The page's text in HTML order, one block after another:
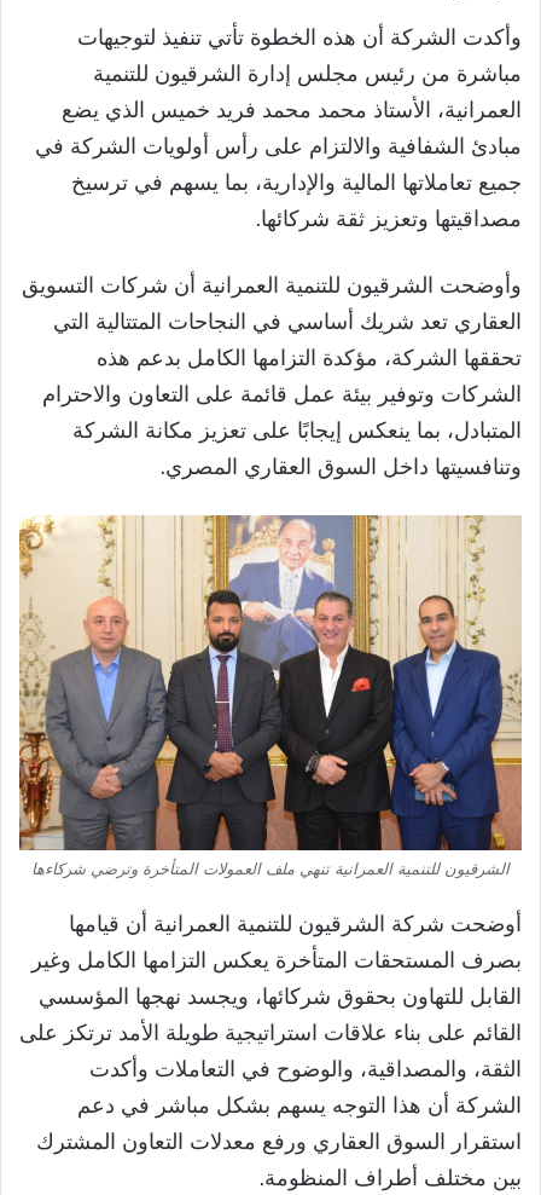
وأكدت الشركة أن هذه الخطوة تأتي تنفيذ لتوجيهات
مباشرة من رئيس مجلس إدارة الشرقيون للتنمية
العمرانية، الأستاذ محمد محمد فريد خميس الذي يضع
مبادئ الشفافية والالتزام على رأس أولويات الشركة في
جميع تعاملاتها المالية والإدارية، بما يسهم في ترسيخ
مصداقيتها وتعزيز ثقة شركائها.
وأوضحت الشرقيون للتنمية العمرانية أن شركات التسويق
العقاري تعد شريك أساسي في النجاحات المتتالية التي
تحققها الشركة، مؤكدة التزامها الكامل بدعم هذه
الشركات وتوفير بيئة عمل قائمة على التعاون والاحترام
المتبادل، بما ينعكس إيجابًا على تعزيز مكانة الشركة
وتنافسيتها داخل السوق العقاري المصري.
الشرقيون للتنمية العمرانية تنهي ملف العمولات المتأخرة وترضي شركاءها
أوضحت شركة الشرقيون للتنمية العمرانية أن قيامها
بصرف المستحقات المتأخرة يعكس التزامها الكامل وغير
القابل للتهاون بحقوق شركائها، ويجسد نهجها المؤسسي
القائم على بناء علاقات استراتيجية طويلة الأمد ترتكز على
الثقة، والمصداقية، والوضوح في التعاملات وأكدت
الشركة أن هذا التوجه يسهم بشكل مباشر في دعم
استقرار السوق العقاري ورفع معدلات التعاون المشترك
بين مختلف أطراف المنظومة.